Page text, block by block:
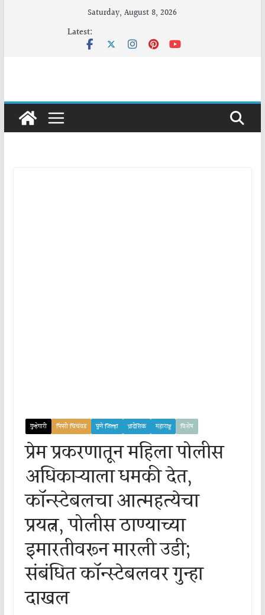
Saturday, August 8, 2026
Latest:
गुन्हेगारी पिंपरी चिचंवड पुणे जिल्हा प्रादेशिक महाराष्ट्र विशेष
प्रेम प्रकरणातून महिला पोलीस
अधिकाऱ्याला धमकी देत,
कॉन्स्टेबलचा आत्महत्येचा
प्रयत्न, पोलीस ठाण्याच्या
इमारतीवरून मारली उडी;
संबंधित कॉन्स्टेबलवर गुन्हा
दाखल